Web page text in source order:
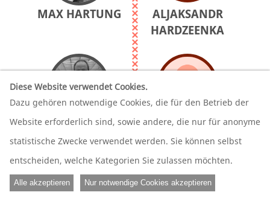
MAX HARTUNG
THOMAS
HEILMANN
ALJAKSANDR
HARDZEENKA
NATALLJA
DARONINA
Diese Website verwendet Cookies.
Dazu gehören notwendige Cookies, die für den Betrieb der
Website erforderlich sind, sowie andere, die nur für anonyme
statistische Zwecke verwendet werden. Sie können selbst
entscheiden, welche Kategorien Sie zulassen möchten.
Alle akzeptieren Nur notwendige Cookies akzeptieren